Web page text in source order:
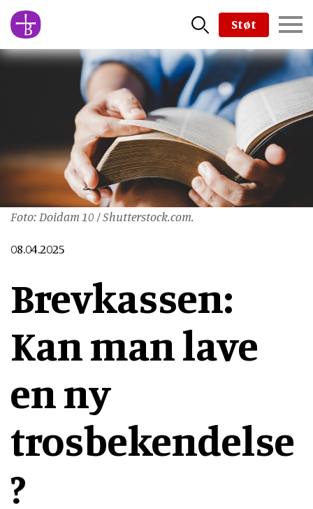
Skip
to
main
content
Støt
Foto: Doidam 10 / Shutterstock.com.
08.04.2025
Brevkassen:
Kan man lave
en ny
trosbekendelse
?